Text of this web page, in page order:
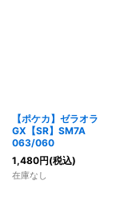
【ポケカ】ゼラオラ
GX【SR】SM7A
063/060
1,480円(税込)
在庫なし